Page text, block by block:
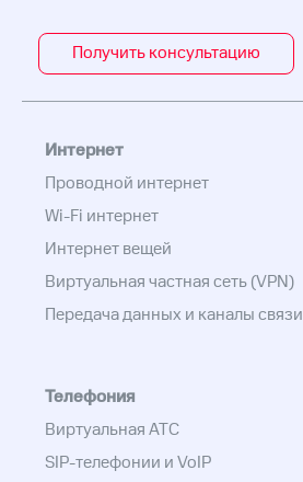
Получить консультацию
Интернет
Проводной интернет
Wi-Fi интернет
Интернет вещей
Виртуальная частная сеть (VPN)
Передача данных и каналы связи
Телефония
Виртуальная АТС
SIP-телефонии и VoIP